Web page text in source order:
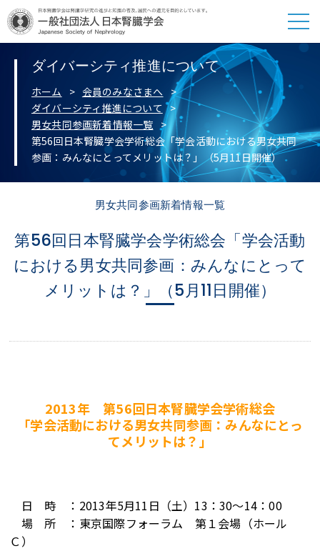
ダイバーシティ推進について
ホーム
会員のみなさまへ
ダイバーシティ推進について
男女共同参画新着情報一覧
第56回日本腎臓学会学術総会「学会活動における男女共同
参画：みんなにとってメリットは？」（5月11日開催）
男女共同参画新着情報一覧
第56回日本腎臓学会学術総会「学会活動
における男女共同参画：みんなにとって
メリットは？」（5月11日開催）
2013年 第56回日本腎臓学会学術総会
「学会活動における男女共同参画：みんなにとっ
てメリットは？」
日 時 ：2013年5月11日（土）13：30～14：00
場 所 ：東京国際フォーラム 第１会場（ホール
Ｃ）